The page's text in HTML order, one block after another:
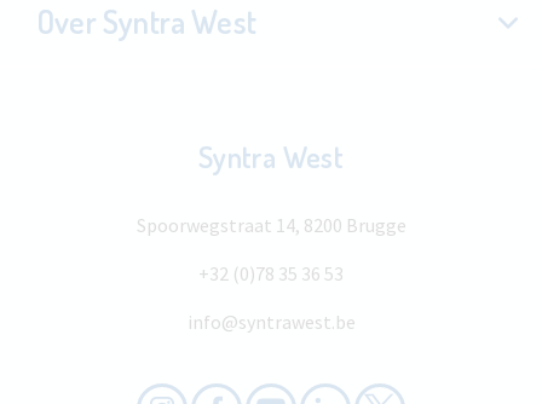
Over Syntra West
Syntra West
Spoorwegstraat 14, 8200 Brugge
+32 (0)78 35 36 53
info@syntrawest.be